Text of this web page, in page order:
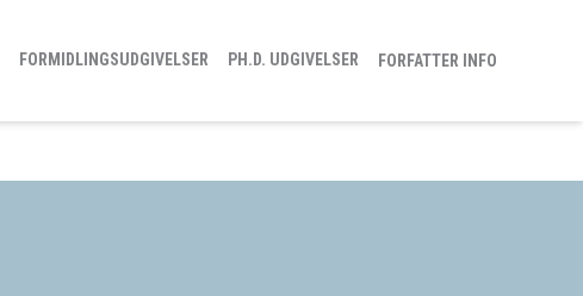
FORMIDLINGSUDGIVELSER PH.D. UDGIVELSER FORFATTER INFO